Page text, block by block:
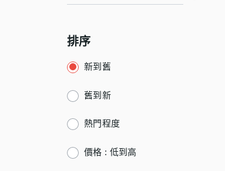
網路管理
窩課推薦給您
排序
新到舊
舊到新
熱門程度
價格 : 低到高